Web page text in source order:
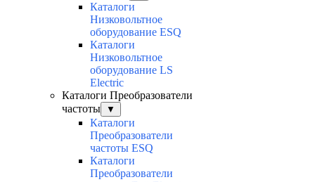
Каталоги
Низковольтное
оборудование ESQ
Каталоги
Низковольтное
оборудование LS
Electric
Каталоги Преобразователи
частоты
▼
Каталоги
Преобразователи
частоты ESQ
Каталоги
Преобразователи